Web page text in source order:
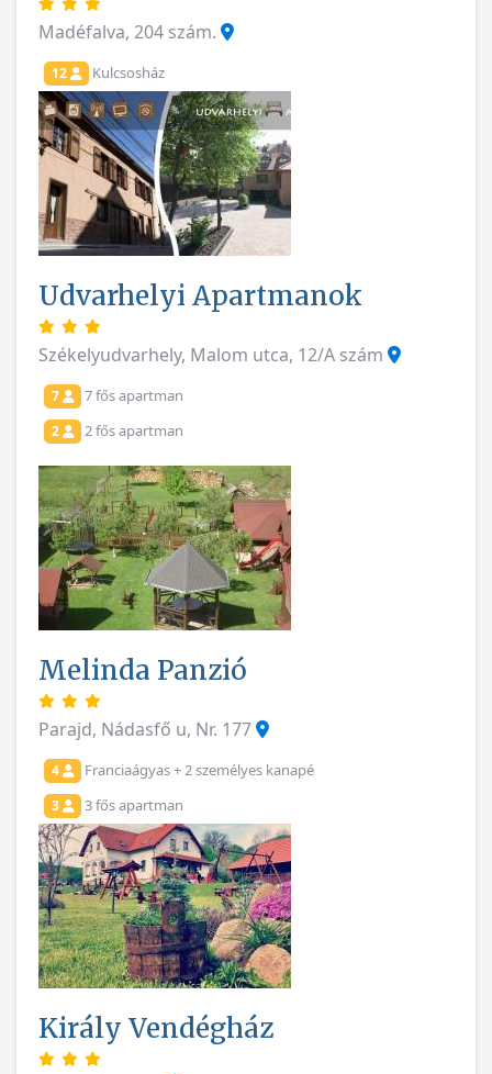
Madéfalva, 204 szám.
12 Kulcsosház
Udvarhelyi Apartmanok
Székelyudvarhely, Malom utca, 12/A szám
7 7 fős apartman
2 2 fős apartman
Melinda Panzió
Parajd, Nádasfő u, Nr. 177
4 Franciaágyas + 2 személyes kanapé
3 3 fős apartman
Király Vendégház